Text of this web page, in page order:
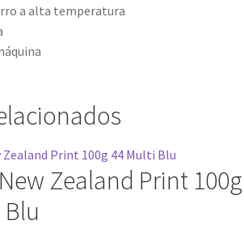
a alta temperatura
Zealand Print 100g